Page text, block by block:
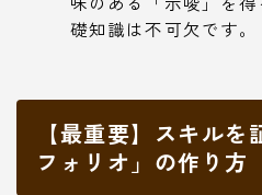
礎知識は不可欠です。
【最重要】スキル
フォリオ」の作り方